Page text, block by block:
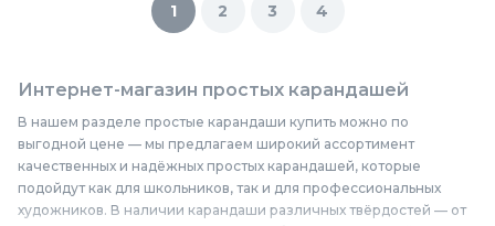
1 2 3 4
Интернет-магазин простых карандашей
В нашем разделе простые карандаши купить можно по
выгодной цене — мы предлагаем широкий ассортимент
качественных и надёжных простых карандашей, которые
подойдут как для школьников, так и для профессиональных
художников. В наличии карандаши различных твёрдостей — от